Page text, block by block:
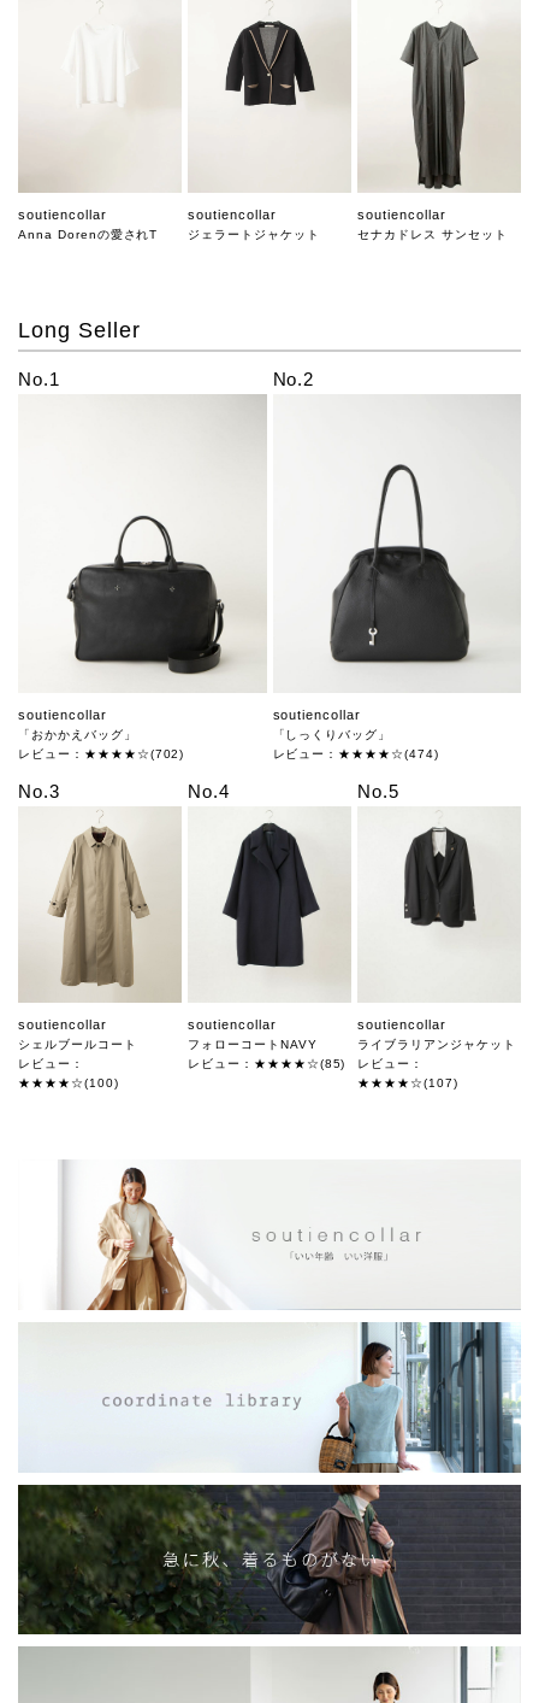
soutiencollar
Anna Dorenの愛されT
soutiencollar
ジェラートジャケット
soutiencollar
セナカドレス サンセット
Long Seller
No.1
soutiencollar
「おかかえバッグ」
レビュー：★★★★☆(702)
No.2
soutiencollar
「しっくりバッグ」
レビュー：★★★★☆(474)
No.3
soutiencollar
シェルブールコート
レビュー：
★★★★☆(100)
No.4
soutiencollar
フォローコートNAVY
レビュー：★★★★☆(85)
No.5
soutiencollar
ライブラリアンジャケット
レビュー：
★★★★☆(107)